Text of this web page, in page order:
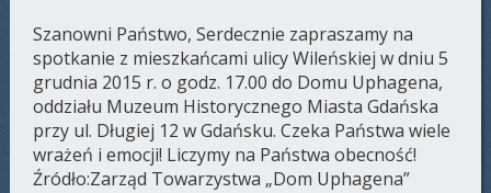
Szanowni Państwo, Serdecznie zapraszamy na
spotkanie z mieszkańcami ulicy Wileńskiej w dniu 5
grudnia 2015 r. o godz. 17.00 do Domu Uphagena,
oddziału Muzeum Historycznego Miasta Gdańska
przy ul. Długiej 12 w Gdańsku. Czeka Państwa wiele
wrażeń i emocji! Liczymy na Państwa obecność!
Źródło:Zarząd Towarzystwa „Dom Uphagena”